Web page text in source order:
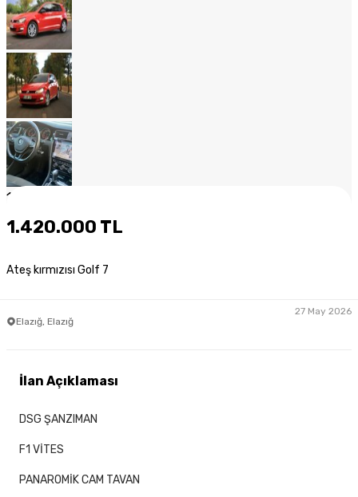
1
1.420.000 TL
Ateş kırmızısı Golf 7
Elazığ, Elazığ
27 May 2026
İlan Açıklaması
DSG ŞANZIMAN
F1 VİTES
PANAROMİK CAM TAVAN